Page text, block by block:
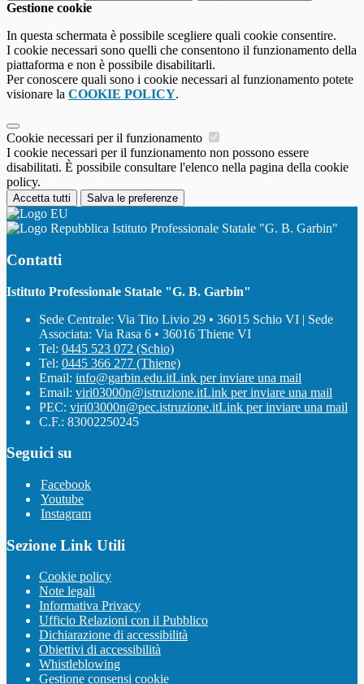
Gestione cookie
In questa schermata è possibile scegliere quali cookie consentire.
I cookie necessari sono quelli che consentono il funzionamento della
piattaforma e non è possibile disabilitarli.
Per conoscere quali sono i cookie necessari al funzionamento potete
visionare la COOKIE POLICY.
Cookie necessari per il funzionamento
I cookie necessari per il funzionamento non possono essere
disabilitati. È possibile consultare l'elenco nella pagina della cookie
policy.
Accetta tutti Salva le preferenze
Istituto Professionale Statale "G. B. Garbin"
Contatti
Istituto Professionale Statale "G. B. Garbin"
Sede Centrale: Via Tito Livio 29 • 36015 Schio VI | Sede
Associata: Via Rasa 6 • 36016 Thiene VI
Tel: 0445 523 072 (Schio)
Tel: 0445 366 277 (Thiene)
Email: info@garbin.edu.itLink per inviare una mail
Email: viri03000n@istruzione.itLink per inviare una mail
PEC: viri03000n@pec.istruzione.itLink per inviare una mail
C.F.: 83002250245
Seguici su
Facebook
Youtube
Instagram
Sezione Link Utili
Cookie policy
Note legali
Informativa Privacy
Ufficio Relazioni con il Pubblico
Dichiarazione di accessibilità
Obiettivi di accessibilità
Whistleblowing
Gestione consensi cookie